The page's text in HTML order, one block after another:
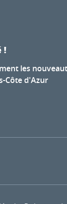
!
les
Côte d'Azur